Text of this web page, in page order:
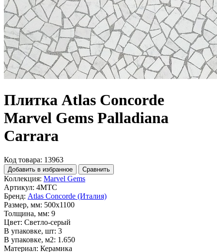
Плитка Atlas Concorde
Marvel Gems Palladiana
Carrara
Код товара: 13963
Добавить в избранное Сравнить
Коллекция: Marvel Gems
Артикул: 4MTC
Бренд: Atlas Concorde (Италия)
Размер, мм: 500x1100
Толщина, мм: 9
Цвет: Светло-серый
В упаковке, шт: 3
В упаковке, м2: 1.650
Материал: Керамика